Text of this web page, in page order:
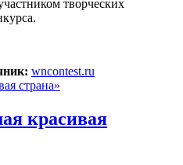
творческих
wncontest.ru
красивая